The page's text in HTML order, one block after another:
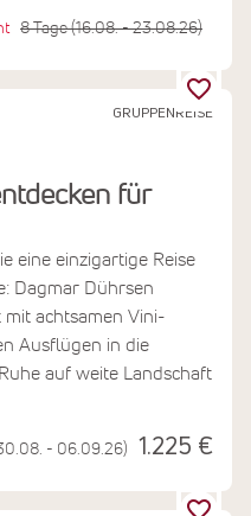
8 Tage (16.08. - 23.08.26)
GRUPPENREISE
für
eine einzigartige Reise
Dagmar Dührsen
mit achtsamen Vini-
Ausflügen in die
auf weite Landschaft
- 06.09.26) 1.225 €